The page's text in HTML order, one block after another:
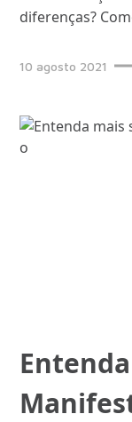
diferenças?
10 agosto 2021